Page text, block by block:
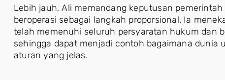
Lebih jauh, Ali memandang keputusan
beroperasi sebagai langkah proporsional. Ia
telah memenuhi seluruh persyaratan hukum dan
sehingga dapat menjadi contoh bagaimana dunia
aturan yang jelas.